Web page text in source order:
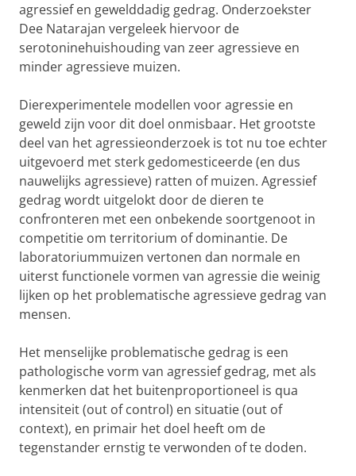
agressief en gewelddadig gedrag. Onderzoekster
Dee Natarajan vergeleek hiervoor de
serotoninehuishouding van zeer agressieve en
minder agressieve muizen.
Dierexperimentele modellen voor agressie en
geweld zijn voor dit doel onmisbaar. Het grootste
deel van het agressieonderzoek is tot nu toe echter
uitgevoerd met sterk gedomesticeerde (en dus
nauwelijks agressieve) ratten of muizen. Agressief
gedrag wordt uitgelokt door de dieren te
confronteren met een onbekende soortgenoot in
competitie om territorium of dominantie. De
laboratoriummuizen vertonen dan normale en
uiterst functionele vormen van agressie die weinig
lijken op het problematische agressieve gedrag van
mensen.
Het menselijke problematische gedrag is een
pathologische vorm van agressief gedrag, met als
kenmerken dat het buitenproportioneel is qua
intensiteit (out of control) en situatie (out of
context), en primair het doel heeft om de
tegenstander ernstig te verwonden of te doden.